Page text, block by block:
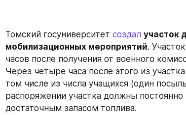
Томский госуниверситет создал участок
мобилизационных мероприятий.
часов после получения от военного
Через четыре часа после этого из
том числе из числа учащихся (один
распоряжении участка должны постоянно
достаточным запасом топлива.